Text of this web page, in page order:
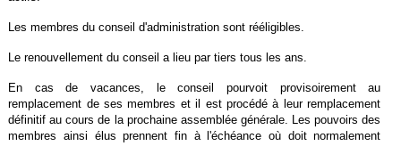
Les membres du conseil d'administration sont rééligibles.
Le renouvellement du conseil a lieu par tiers tous les ans.
En cas de vacances, le conseil pourvoit provisoirement au
remplacement de ses membres et il est procédé à leur remplacement
définitif au cours de la prochaine assemblée générale. Les pouvoirs des
membres ainsi élus prennent fin à l'échéance où doit normalement